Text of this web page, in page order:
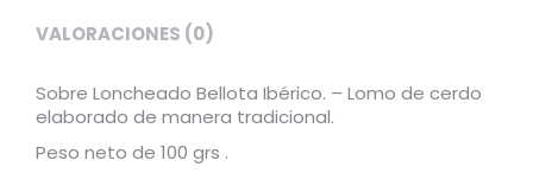
VALORACIONES (0)
Sobre Loncheado Bellota Ibérico. – Lomo de cerdo
elaborado de manera tradicional.
Peso neto de 100 grs .